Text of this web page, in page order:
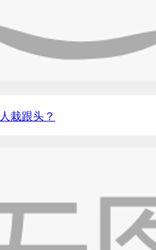
栽跟头？